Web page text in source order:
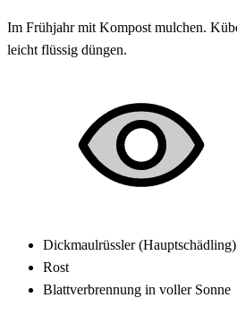
Im Frühjahr mit Kompost mulchen.
leicht flüssig düngen.
Dickmaulrüssler (Hauptschädling)
Rost
Blattverbrennung in voller Sonne